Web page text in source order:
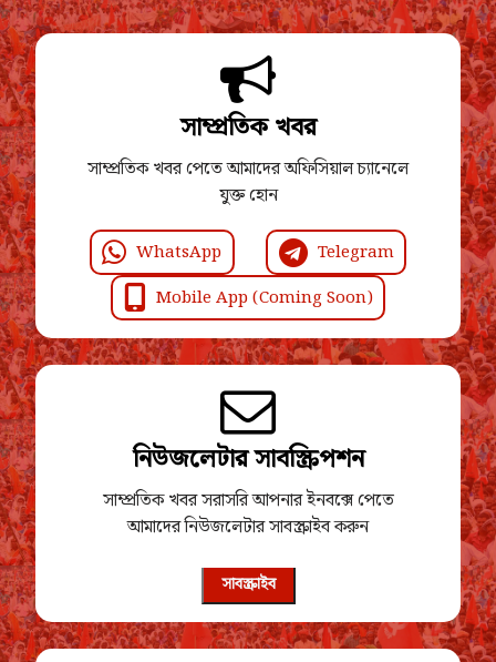
সাম্প্রতিক খবর
সাম্প্রতিক খবর পেতে আমাদের অফিসিয়াল চ্যানেলে
যুক্ত হোন
WhatsApp
Telegram
Mobile App (Coming Soon)
নিউজলেটার সাবস্ক্রিপশন
সাম্প্রতিক খবর সরাসরি আপনার ইনবক্সে পেতে
আমাদের নিউজলেটার সাবস্ক্রাইব করুন
সাবস্ক্রাইব